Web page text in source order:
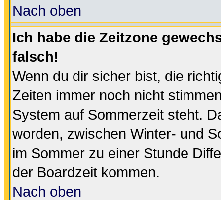
Nach oben
Ich habe die Zeitzone
falsch!
Wenn du dir sicher bist, die
Zeiten immer noch nicht
System auf Sommerzeit steht.
worden, zwischen Winter- und
im Sommer zu einer Stunde
der Boardzeit kommen.
Nach oben